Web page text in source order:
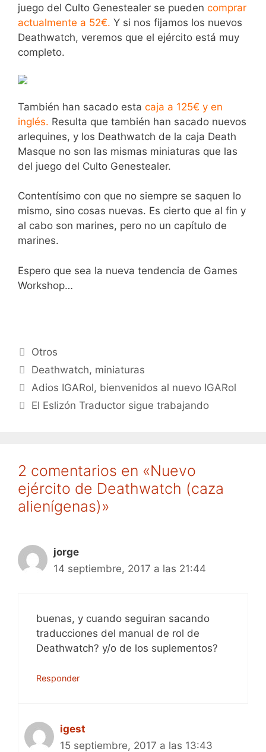
juego del Culto Genestealer se pueden comprar
actualmente a 52€. Y si nos fijamos los nuevos
Deathwatch, veremos que el ejército está muy
completo.
También han sacado esta caja a 125€ y en
inglés. Resulta que también han sacado nuevos
arlequines, y los Deathwatch de la caja Death
Masque no son las mismas miniaturas que las
del juego del Culto Genestealer.
Contentísimo con que no siempre se saquen lo
mismo, sino cosas nuevas. Es cierto que al fin y
al cabo son marines, pero no un capítulo de
marines.
Espero que sea la nueva tendencia de Games
Workshop…
Categorías
Otros
Etiquetas
Deathwatch, miniaturas
Adios IGARol, bienvenidos al nuevo IGARol
El Eslizón Traductor sigue trabajando
2 comentarios en «Nuevo
ejército de Deathwatch (caza
alienígenas)»
jorge
14 septiembre, 2017 a las 21:44
buenas, y cuando seguiran sacando
traducciones del manual de rol de
Deathwatch? y/o de los suplementos?
Responder
igest
15 septiembre, 2017 a las 13:43